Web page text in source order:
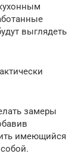
выглядеть
замеры
имеющийся